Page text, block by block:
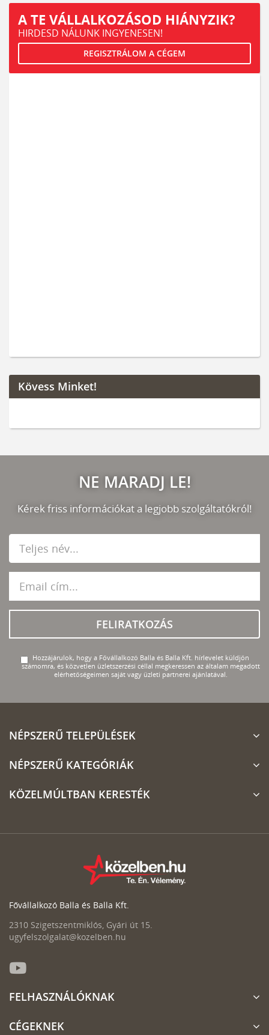
A TE VÁLLALKOZÁSOD HIÁNYZIK?
HIRDESD NÁLUNK INGYENESEN!
REGISZTRÁLOM A CÉGEM
Kövess Minket!
NE MARADJ LE!
Kérek friss információkat a legjobb szolgáltatókról!
FELIRATKOZÁS
Hozzájárulok, hogy a Fővállalkozó Balla és Balla Kft. hírlevelet küldjön
számomra, és közvetlen üzletszerzési céllal megkeressen az általam megadott
elérhetőségeimen saját vagy üzleti partnerei ajánlatával.
NÉPSZERŰ TELEPÜLÉSEK
NÉPSZERŰ KATEGÓRIÁK
KÖZELMÚLTBAN KERESTÉK
Fővállalkozó Balla és Balla Kft.
2310 Szigetszentmiklós, Gyári út 15.
ugyfelszolgalat@kozelben.hu
FELHASZNÁLÓKNAK
CÉGEKNEK